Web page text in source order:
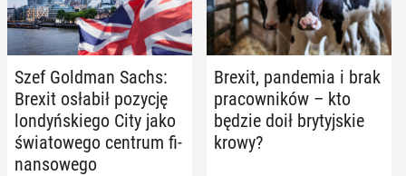
Szef Goldman Sachs:
Brexit osłabił pozycję
lon­dyń­skie­go City jako
świa­to­we­go centrum fi­
nan­so­we­go
Brexit, pan­de­mia i brak
pra­cow­ni­ków – kto
będzie doił bry­tyj­skie
krowy?